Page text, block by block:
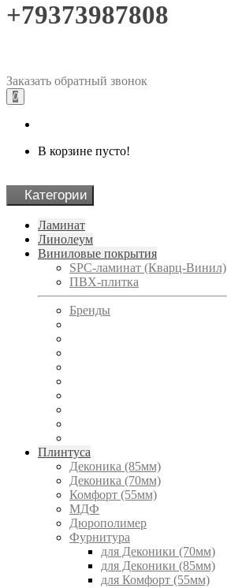
+79373987808
Заказать обратный звонок
0
В корзине пусто!
Категории
Ламинат
Линолеум
Виниловые покрытия
SPC-ламинат (Кварц-Винил)
ПВХ-плитка
Бренды
Плинтуса
Деконика (85мм)
Деконика (70мм)
Комфорт (55мм)
МДФ
Дюрополимер
Фурнитура
для Деконики (70мм)
для Деконики (85мм)
для Комфорт (55мм)